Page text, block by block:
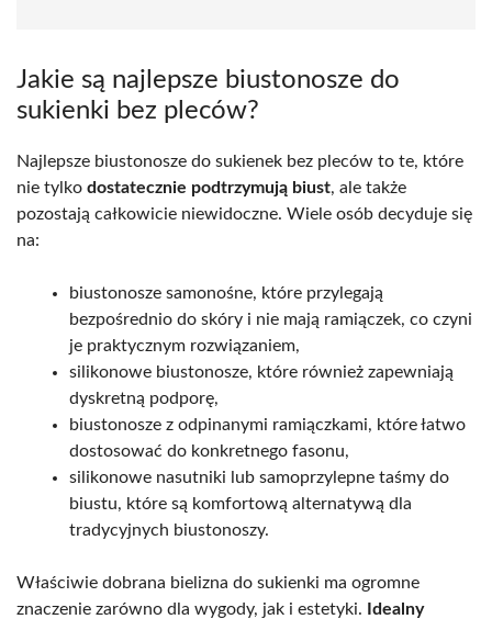
Jakie są najlepsze biustonosze do
sukienki bez pleców?
Najlepsze biustonosze do sukienek bez pleców to te, które
nie tylko dostatecznie podtrzymują biust, ale także
pozostają całkowicie niewidoczne. Wiele osób decyduje się
na:
biustonosze samonośne, które przylegają
bezpośrednio do skóry i nie mają ramiączek, co czyni
je praktycznym rozwiązaniem,
silikonowe biustonosze, które również zapewniają
dyskretną podporę,
biustonosze z odpinanymi ramiączkami, które łatwo
dostosować do konkretnego fasonu,
silikonowe nasutniki lub samoprzylepne taśmy do
biustu, które są komfortową alternatywą dla
tradycyjnych biustonoszy.
Właściwie dobrana bielizna do sukienki ma ogromne
znaczenie zarówno dla wygody, jak i estetyki.
Idealny